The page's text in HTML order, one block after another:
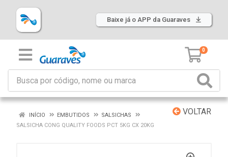
Baixe já o APP da Guaraves
0
VOLTAR
INÍCIO EMBUTIDOS
SALSICHAS
SALSICHA CONG QUALITY FOODS PCT 5KG CX 20KG